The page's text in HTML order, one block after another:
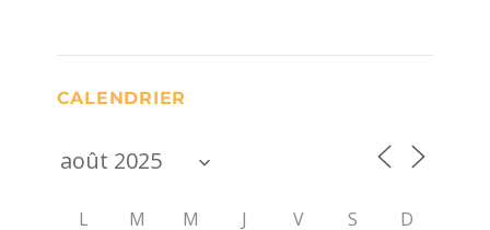
CALENDRIER
L M M J V S D